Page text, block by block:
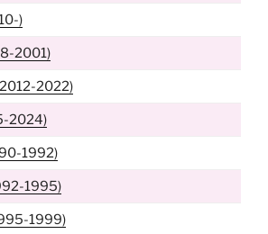
)
2001)
2022)
2024)
1992)
1995)
1999)